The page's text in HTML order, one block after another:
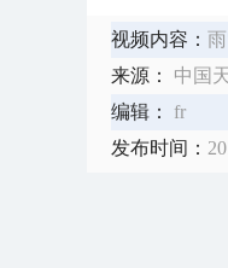
视频内容：
来源：
中国
编辑：
fr
发布时间：